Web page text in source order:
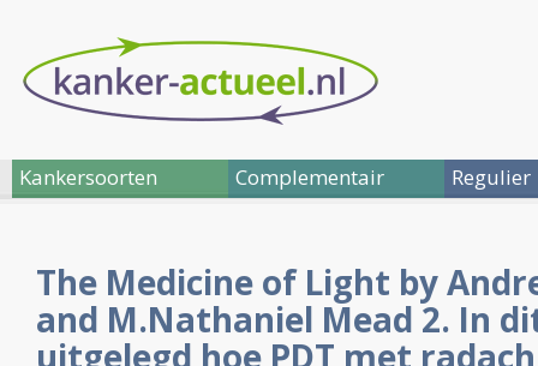
Kankersoorten Complementair Regulier
The Medicine of Light by
and M.Nathaniel Mead 2. In
uitgelegd hoe PDT met